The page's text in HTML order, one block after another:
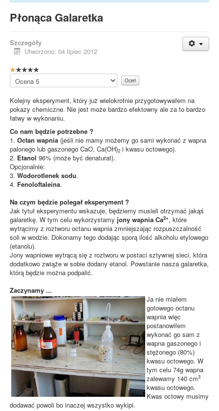
Płonąca Galaretka
Szczegóły
Utworzono: 04 lipiec 2012
O
c
e
a
u
ż
y
t
k
o
w
n
i
ó
w
:
1
/
5
Proszę,
oceń
Kolejny eksperyment, który już wielokrotnie przygotowywałem na
pokazy chemiczne. Nie jest może bardzo efektowny ale za to bardzo
łatwy w wykonaniu.
Co nam będzie potrzebne ?
1. Octan wapnia (jeśli nie mamy możemy go sami wykonać z wapna
palonego lub gaszonego CaO, Ca(OH)2 i kwasu octowego).
2. Etanol 96% (może być denaturat).
Opcjonalnie:
3. Wodorotlenek sodu.
4. Fenoloftaleina.
Na czym będzie polegał eksperyment ?
Jak tytuł eksperymentu wskazuje, będziemy musieli otrzymać jakąś
galaretkę. W tym celu wykorzystamy jony wapnia Ca2+, które
wytrącimy z roztworu octanu wapnia zmniejszając rozpuszczalność
soli w wodzie. Dokonamy tego dodając sporą ilość alkoholu etylowego
(etanolu).
Jony wapniowe wytrącą się z roztworu w postaci sztywnej sieci, która
dodatkowo zwiąże w sobie dodany etanol. Powstanie nasza galaretka,
którą będzie można podpalić.
Zaczynamy ...
Ja nie miałem
gotowego octanu
wapnia więc
postanowiłem
wykonać go sam z
wapna gaszonego i
stężonego (80%)
kwasu octowego. W
tym celu 74g wapna
zalewamy 140 cm3
kwasu octowego.
Kwas octowy musimy
dodawać powoli bo inaczej wszystko wykipi.